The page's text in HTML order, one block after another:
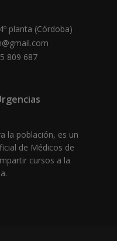
planta (Córdoba)
809 687
la población, es un
de Médicos de
cursos a la